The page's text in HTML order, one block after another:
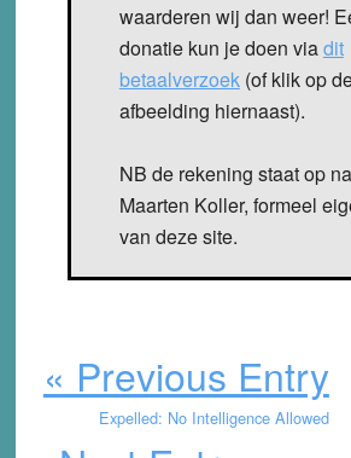
waarderen wij dan weer!
donatie kun je doen viadit
betaalverzoek(of klik op
afbeelding hiernaast).
NB de rekening staat op
Maarten Koller, formeel
van deze site.
« Previous Entry
Expelled: No Intelligence Allowed